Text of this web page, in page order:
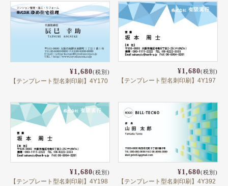
¥1,680(税別)
【テンプレート型名刺印刷】4Y170
¥1,680(税別)
【テンプレート型名刺印刷】4Y197
¥1,680(税別)
【テンプレート型名刺印刷】4Y198
¥1,680(税別)
【テンプレート型名刺印刷】4Y392